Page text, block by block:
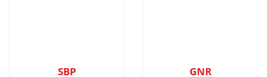
SBP GNR